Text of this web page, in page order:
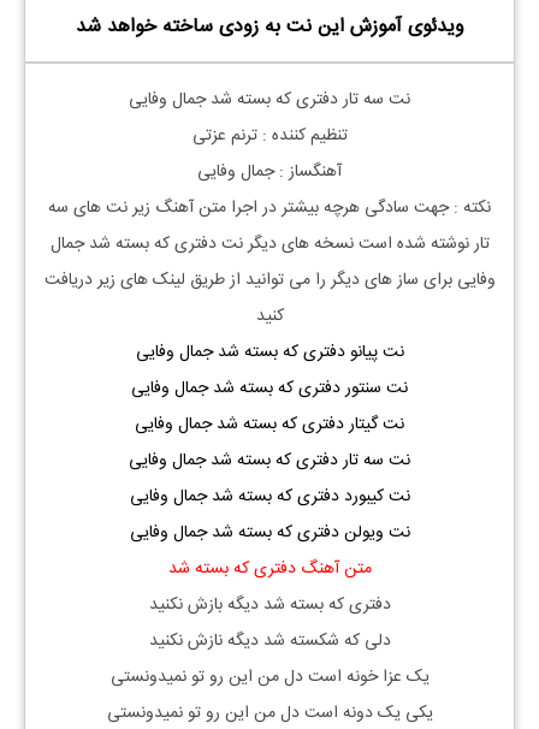
ویدئوی آموزش این نت به زودی ساخته خواهد شد
نت سه تار دفتری که بسته شد جمال وفایی
تنظیم کننده : ترنم عزتی
آهنگساز : جمال وفایی
نکته : جهت سادگی هرچه بیشتر در اجرا متن آهنگ زیر نت های سه
تارنوشته شده است نسخه های دیگر نتدفتری که بسته شد جمال
وفاییبرای ساز های دیگر را می توانید از طریق لینک های زیر دریافت
کنید
نت پیانو دفتری که بسته شد جمال وفایی
نت سنتور دفتری که بسته شد جمال وفایی
نت گیتار دفتری که بسته شد جمال وفایی
نت سه تار دفتری که بسته شد جمال وفایی
نت کیبورد دفتری که بسته شد جمال وفایی
نت ویولن دفتری که بسته شد جمال وفایی
متن آهنگ دفتری که بسته شد
دفتری که بسته شد دیگه بازش نکنید
دلی که شکسته شد دیگه نازش نکنید
یک عزا خونه است دل من این رو تو نمیدونستی
یکی یک دونه است دل من این رو تو نمیدونستی